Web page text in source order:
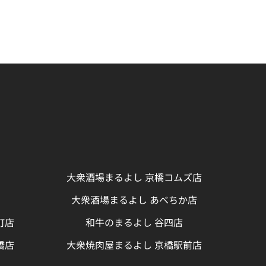
店
店
大衆酒場まるよし 京橋コムズ店
大衆酒場まるよし あべちか店
和牛のまるよし 谷四店
大衆焼肉屋まるよし 京橋駅前店